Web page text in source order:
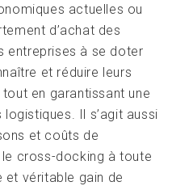
actuelles ou
d’achat des
entreprises à se doter
et réduire leurs
en garantissant une
Il s’agit aussi
et coûts de
cross-docking à toute
et véritable gain de